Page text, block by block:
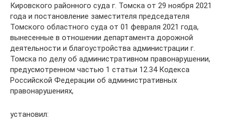
Кировского районного суда г. Томска от 29 ноября 2021
года и постановление заместителя председателя
Томского областного суда от 01 февраля 2021 года,
вынесенные в отношении департамента дорожной
деятельности и благоустройства администрации г.
Томска по делу об административном правонарушении,
предусмотренном частью 1 статьи 12.34 Кодекса
Российской Федерации об административных
правонарушениях,
установил: